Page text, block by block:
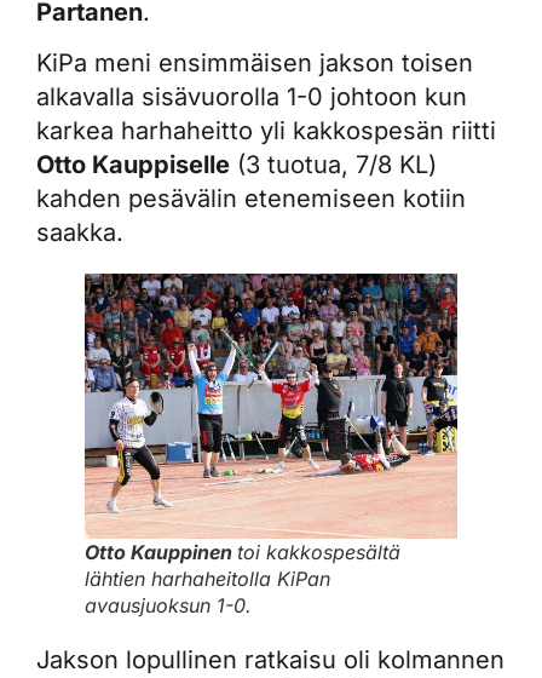
Partanen.
KiPa meni ensimmäisen jakson toisen
alkavalla sisävuorolla 1-0 johtoon kun
karkea harhaheitto yli kakkospesän riitti
Otto Kauppiselle (3 tuotua, 7/8 KL)
kahden pesävälin etenemiseen kotiin
saakka.
Otto Kauppinen toi kakkospesältä
lähtien harhaheitolla KiPan
avausjuoksun 1-0.
Jakson lopullinen ratkaisu oli kolmannen